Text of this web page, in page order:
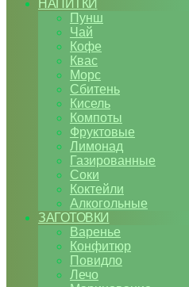
НАПИТКИ
Пунш
Чай
Кофе
Квас
Морс
Сбитень
Кисель
Компоты
Фруктовые
Лимонад
Газированные
Соки
Коктейли
Алкогольные
ЗАГОТОВКИ
Варенье
Конфитюр
Повидло
Лечо